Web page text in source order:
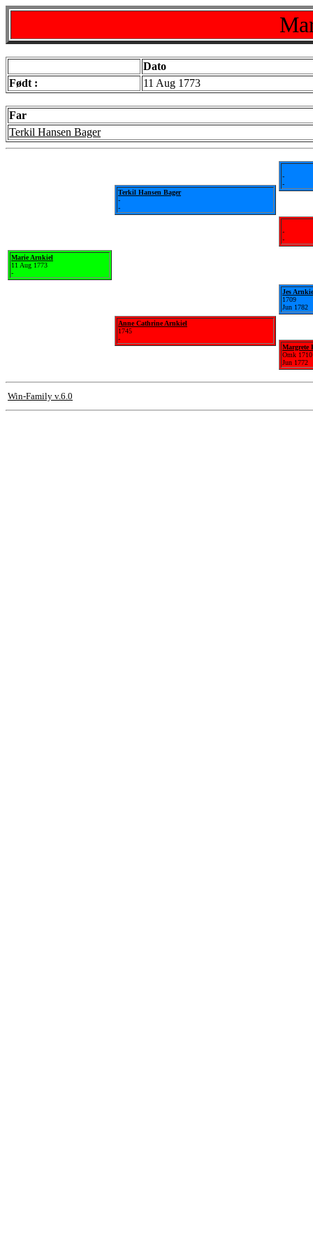
Dato
Født :
11 Aug 1773
Far
Terkil Hansen Bager
Marie Arnkiel
11 Aug 1773
-
Terkil Hansen Bager
-
-
Anne Cathrine Arnkiel
1745
-
-
-
-
-
Jes
1709
Jun 1782
Margrete
Omk 1710
Jun 1772
Win-Family v.6.0